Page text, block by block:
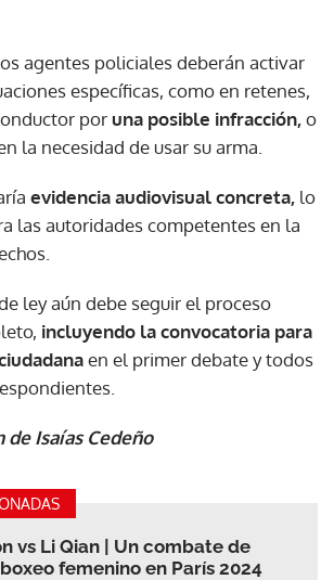
agentes policiales deberán activar
específicas, como en retenes,
poruna posible infracción,o
la necesidad de usar su arma.
evidencia audiovisual concreta, lo
las autoridades competentes en la
ley aún debe seguir el proceso
incluyendo la convocatoria para
en el primer debate y todos
de Isaías Cedeño
vs Li Qian | Un combate de
femenino en París 2024